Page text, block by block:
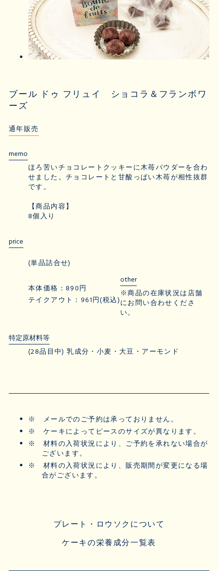
ブール ドゥ フリュイ ショコラ＆フランボワ
ーズ
通年販売
memo
ほろ苦いチョコレートクッキーに木苺パウダーを合わ
せました。チョコレートと甘酸っぱい木苺が相性抜群
です。
【商品内容】
8個入り
price
(単品詰合せ)
本体価格：890円
テイクアウト：961円(税込)
other
※商品の在庫状況は店舗
にお問い合わせくださ
い。
特定原材料等
(28品目中) 乳成分・小麦・大豆・アーモンド
※ メールでのご予約は承っておりません。
※ ケーキによってピースのサイズが異なります。
※ 材料の入荷状況により、ご予約を承れない場合が
ございます。
※ 材料の入荷状況により、販売期間が変更になる場
合がございます。
プレート・ロウソクについて
ケーキの栄養成分一覧表